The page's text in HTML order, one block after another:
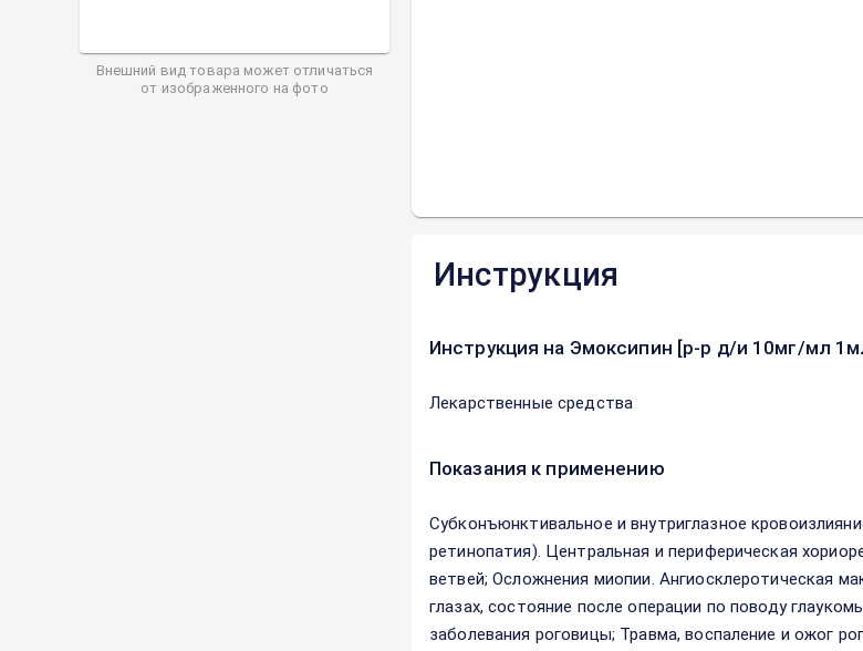
Внешний вид товара может отличаться
от изображенного на фото
Инструкция
Инструкция на Эмоксипин [р-р д/и 10мг/мл
Лекарственные средства
Показания к применению
Субконъюнктивальное и внутриглазное
ретинопатия). Центральная и периферическая
ветвей; Осложнения миопии. Ангиосклеротическая
глазах, состояние после операции по поводу
заболевания роговицы; Травма, воспаление и ожог